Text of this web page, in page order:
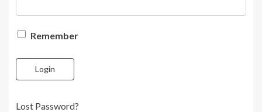
Remember
Login
Lost Password?